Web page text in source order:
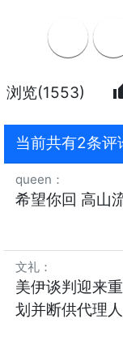
浏览(1553)
当前共有2条评
queen ：
希望你回 高山
文礼 ：
美伊谈判迎来
划并断供代理人